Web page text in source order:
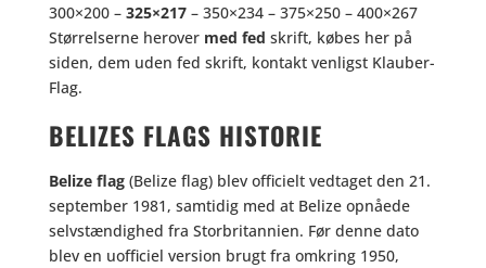
300×200 – 325×217– 350×234 – 375×250 – 400×267
Størrelserne herover med fed skrift, købes her på
siden, dem uden fed skrift, kontakt venligst Klauber-
Flag.
BELIZES FLAGS HISTORIE
Belize flag(Belize flag) blev officielt vedtaget den 21.
september 1981, samtidig med at Belize opnåede
selvstændighed fra Storbritannien. Før denne dato
blev en uofficiel version brugt fra omkring 1950,